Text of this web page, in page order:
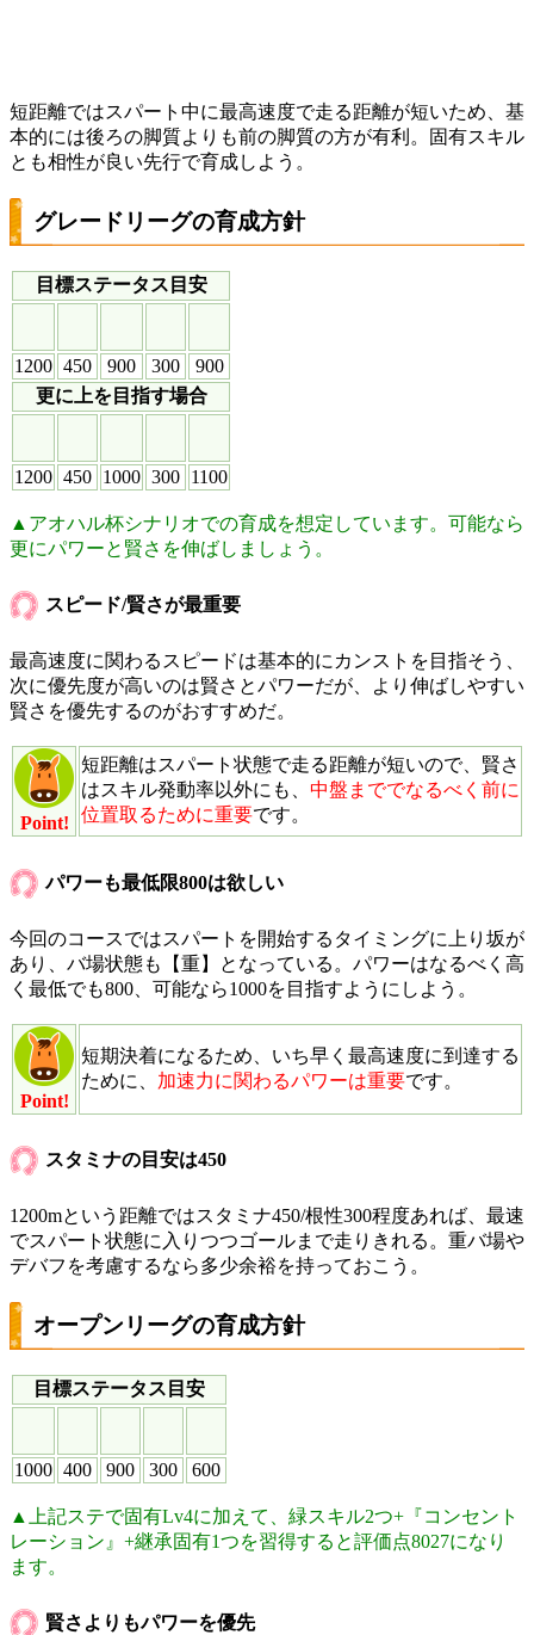
短距離ではスパート中に最高速度で走る距離が短いため、基
本的には後ろの脚質よりも前の脚質の方が有利。固有スキル
とも相性が良い先行で育成しよう。
グレードリーグの育成方針
目標ステータス目安
1200 450 900 300
900
更に上を目指す場合
1200 450 1000 300 1100
▲アオハル杯シナリオでの育成を想定しています。可能なら
更にパワーと賢さを伸ばしましょう。
スピード/賢さが最重要
最高速度に関わるスピードは基本的にカンストを目指そう、
次に優先度が高いのは賢さとパワーだが、より伸ばしやすい
賢さを優先するのがおすすめだ。
Point!
短距離はスパート状態で走る距離が短いので、賢さ
はスキル発動率以外にも、 中盤まででなるべく前に
位置取るために重要です。
パワーも最低限800は欲しい
今回のコースではスパートを開始するタイミングに上り坂が
あり、バ場状態も【重】となっている。パワーはなるべく高
く最低でも800、可能なら1000を目指すようにしよう。
Point!
短期決着になるため、いち早く最高速度に到達する
ために、 加速力に関わるパワーは重要です。
スタミナの目安は450
1200mという距離ではスタミナ450/根性300程度あれば、最速
でスパート状態に入りつつゴールまで走りきれる。重バ場や
デバフを考慮するなら多少余裕を持っておこう。
オープンリーグの育成方針
目標ステータス目安
1000 400 900 300 600
▲上記ステで固有Lv4に加えて、緑スキル2つ+『コンセント
レーション』+継承固有1つを習得すると評価点8027になり
ます。
賢さよりもパワーを優先